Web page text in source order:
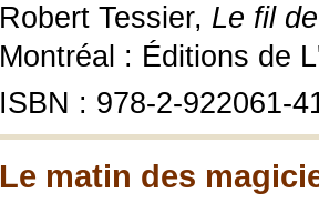
Robert Tessier, Le fil
Montréal : Éditions de
ISBN : 978-2-922061-
Le matin des